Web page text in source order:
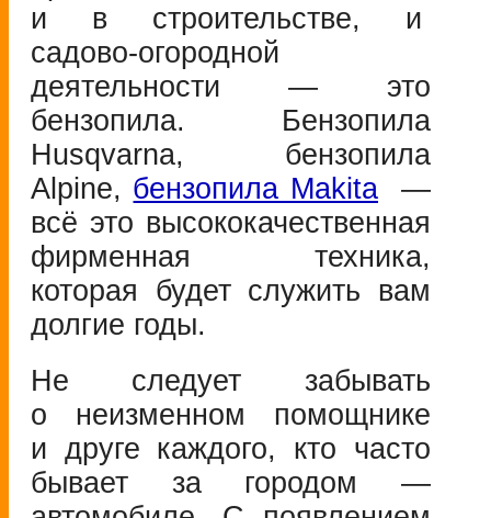
и в строительстве, и
садово-огородной
деятельности — это
бензопила. Бензопила
Husqvarna, бензопила
Alpine, бензопила Makita —
всё это высококачественная
фирменная техника,
которая будет служить вам
долгие годы.
Не следует забывать
о неизменном помощнике
и друге каждого, кто часто
бывает за городом —